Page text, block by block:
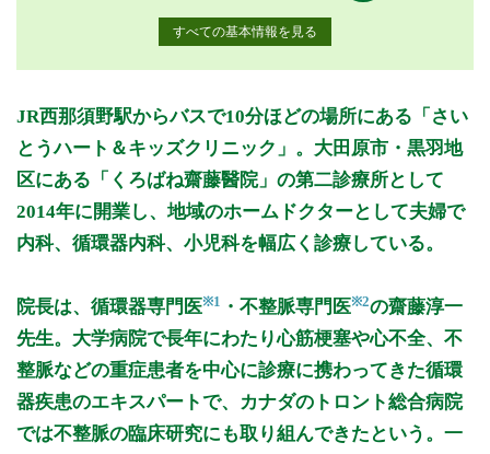
すべての基本情報を見る
診療時間 月曜日火曜日
水 水曜日
木 木曜日
金金曜日土曜日
日 日曜日
祝
9:00～12:00
● ● ● ●
●
13:00～15:00
●
14:00～17:00
● ● ● ● ●
休診日: 日、祝、年末年始、お盆
火～金:14:00～17:00
土:13:00～15:00
※診療時間や臨時休診・診療内容等について、事前に必ず医療
機関ホームページ、またはお電話にてご確認ください。
>>病院なびで医療機関の詳細を見る
JR西那須野駅からバスで10分ほどの場所にある「さい
とうハート＆キッズクリニック」。大田原市・黒羽地
区にある「くろばね齋藤醫院」の第二診療所として
2014年に開業し、地域のホームドクターとして夫婦で
内科、循環器内科、小児科を幅広く診療している。
院長は、循環器専門医※1 ・不整脈専門医※2の齋藤淳一
先生。大学病院で長年にわたり心筋梗塞や心不全、不
整脈などの重症患者を中心に診療に携わってきた循環
器疾患のエキスパートで、カナダのトロント総合病院
では不整脈の臨床研究にも取り組んできたという。一